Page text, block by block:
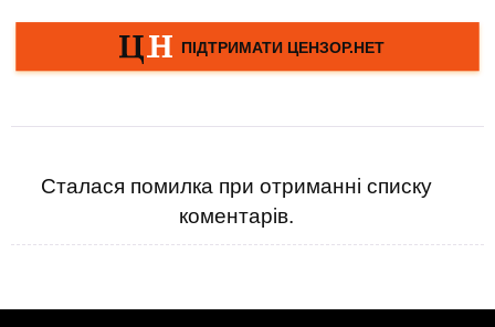
Сталася помилка при отриманні списку
коментарів.